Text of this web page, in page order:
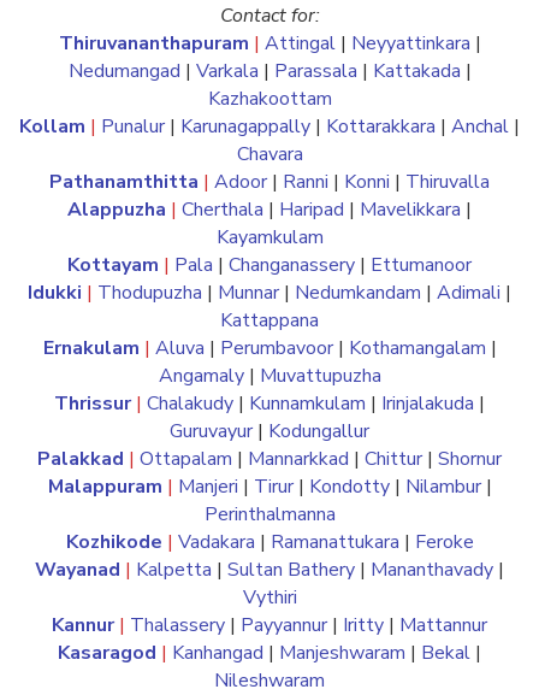
Contact for:
Thiruvananthapuram | Attingal| Neyyattinkara |
Nedumangad | Varkala | Parassala | Kattakada |
Kazhakoottam
Kollam | Punalur| Karunagappally | Kottarakkara | Anchal |
Chavara
Pathanamthitta | Adoor| Ranni | Konni | Thiruvalla
Alappuzha | Cherthala | Haripad | Mavelikkara |
Kayamkulam
Kottayam | Pala | Changanassery | Ettumanoor
Idukki | Thodupuzha | Munnar| Nedumkandam | Adimali |
Kattappana
Ernakulam | Aluva | Perumbavoor| Kothamangalam |
Angamaly| Muvattupuzha
Thrissur | Chalakudy | Kunnamkulam | Irinjalakuda |
Guruvayur| Kodungallur
Palakkad | Ottapalam | Mannarkkad | Chittur| Shornur
Malappuram | Manjeri | Tirur| Kondotty| Nilambur|
Perinthalmanna
Kozhikode | Vadakara | Ramanattukara | Feroke
Wayanad | Kalpetta | Sultan Bathery | Mananthavady |
Vythiri
Kannur | Thalassery | Payyannur| Iritty | Mattannur
Kasaragod | Kanhangad | Manjeshwaram | Bekal |
Nileshwaram